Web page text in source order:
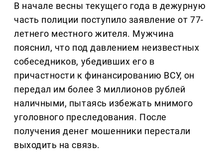
В начале весны текущего года в дежурную
часть полиции поступило заявление от 77-
летнего местного жителя. Мужчина
пояснил, что под давлением неизвестных
собеседников, убедивших его в
причастности к финансированию ВСУ, он
передал им более 3 миллионов рублей
наличными, пытаясь избежать мнимого
уголовного преследования. После
получения денег мошенники перестали
выходить на связь.